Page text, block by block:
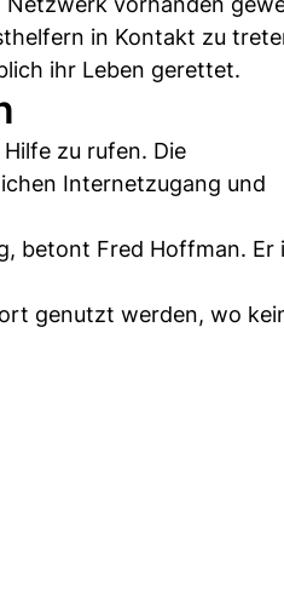
in Kontakt zu
ihr Leben gerettet.
zu rufen. Die
Internetzugang und
betont Fred Hoffman. Er
genutzt werden, wo